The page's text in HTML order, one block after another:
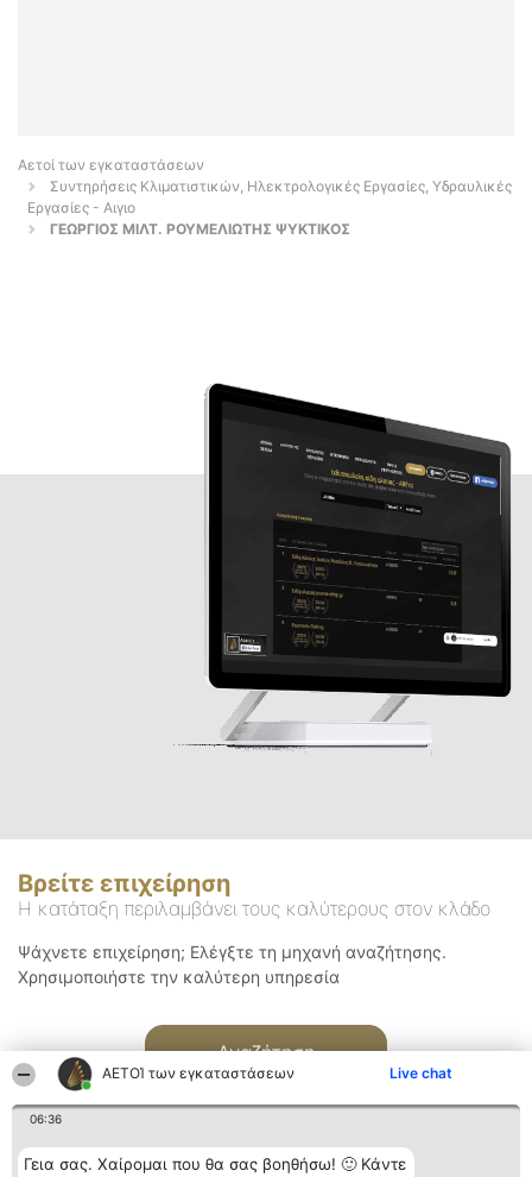
ΑΕΤΟΊ των εγκαταστάσεων Live chat
06:36
Γεια σας. Χαίρομαι που θα σας βοηθήσω! 🙂 Κάντε
Αετοί των εγκαταστάσεων
Συντηρήσεις Κλιματιστικών, Ηλεκτρολογικές Εργασίες, Υδραυλικές
Εργασίες - Αιγιο
ΓΕΩΡΓΙΟΣ ΜΙΛΤ. ΡΟΥΜΕΛΙΩΤΗΣ ΨΥΚΤΙΚΟΣ
Βρείτε επιχείρηση
Η κατάταξη περιλαμβάνει τους καλύτερους στον κλάδο
Ψάχνετε επιχείρηση; Ελέγξτε τη μηχανή αναζήτησης.
Χρησιμοποιήστε την καλύτερη υπηρεσία
Αναζήτηση